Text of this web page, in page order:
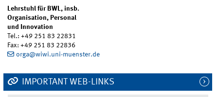
Lehrstuhl für BWL, insb.
Organisation, Personal
und Innovation
Tel.: +49 251 83 22831
Fax: +49 251 83 22836
orga@wiwi.uni-muenster.de
IMPORTANT WEB-LINKS